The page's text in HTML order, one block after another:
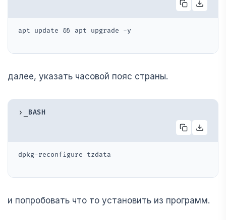
apt update && apt upgrade -y
далее, указать часовой пояс страны.
›_ BASH
dpkg-reconfigure tzdata
и попробовать что то установить из программ.